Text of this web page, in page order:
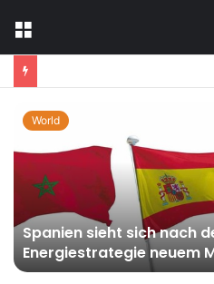
World
Spanien sieht sich nach
Energiestrategie neuem
ausgesetzt